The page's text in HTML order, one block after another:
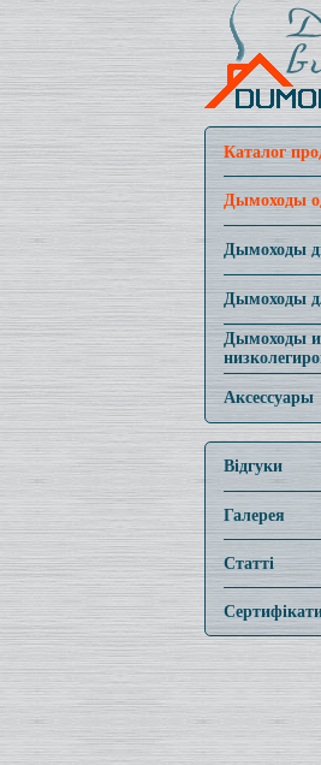
Каталог
Дымоходы
Дымоходы
Дымоходы
Дымоходы
Аксессуары
Відгуки
Галерея
Статті